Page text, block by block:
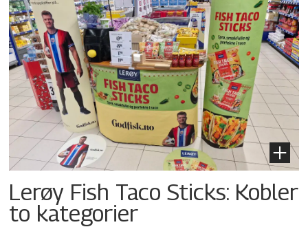
Lerøy Fish Taco Sticks: Kobler
to kategorier